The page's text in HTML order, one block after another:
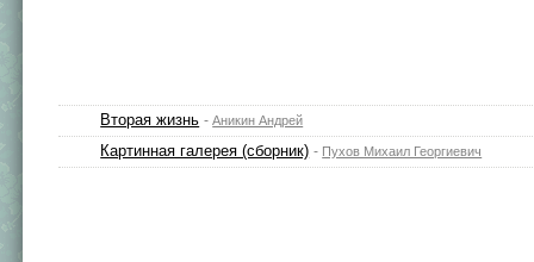
Вторая жизнь -Аникин Андрей
Картинная галерея (сборник) - Пухов Михаил Георгиевич